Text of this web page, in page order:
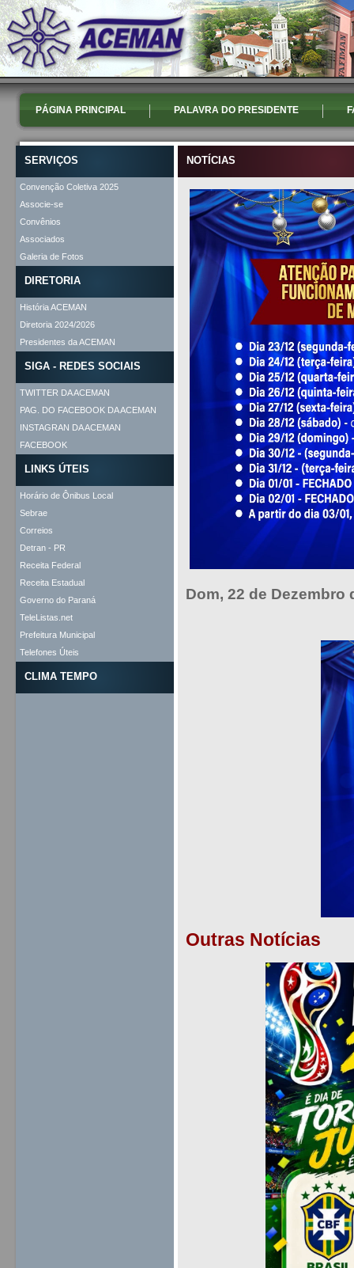
PÁGINA PRINCIPAL PALAVRA DO PRESIDENTE
SERVIÇOS
Convenção Coletiva 2025
Associe-se
Convênios
Associados
Galeria de Fotos
DIRETORIA
História ACEMAN
Diretoria 2024/2026
Presidentes da ACEMAN
SIGA - REDES SOCIAIS
TWITTER DA ACEMAN
PAG. DO FACEBOOK DA ACEMAN
INSTAGRAN DA ACEMAN
FACEBOOK
LINKS ÚTEIS
Horário de Ônibus Local
Sebrae
Correios
Detran - PR
Receita Federal
Receita Estadual
Governo do Paraná
TeleListas.net
Prefeitura Municipal
Telefones Úteis
CLIMA TEMPO
NOTÍCIAS
Dom, 22 de Dezembro
Outras Notícias